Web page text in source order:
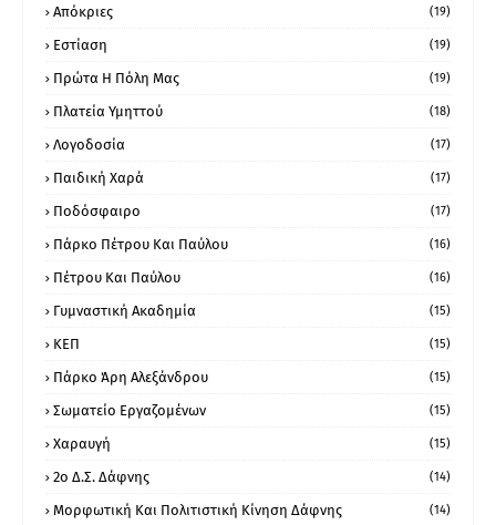
Απόκριες (19)
Εστίαση (19)
Πρώτα Η Πόλη Μας (19)
Πλατεία Υμηττού (18)
Λογοδοσία (17)
Παιδική Χαρά (17)
Ποδόσφαιρο (17)
Πάρκο Πέτρου Και Παύλου (16)
Πέτρου Και Παύλου (16)
Γυμναστική Ακαδημία (15)
ΚΕΠ (15)
Πάρκο Άρη Αλεξάνδρου (15)
Σωματείο Εργαζομένων (15)
Χαραυγή (15)
2ο Δ.Σ. Δάφνης (14)
Μορφωτική Και Πολιτιστική Κίνηση Δάφνης (14)